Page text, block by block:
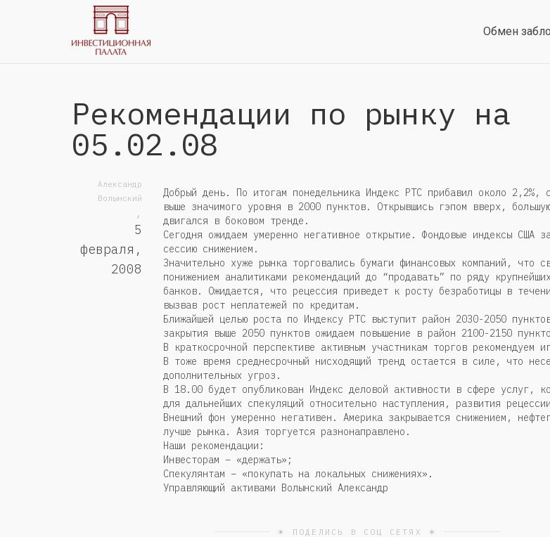
Обмен
Рекомендации по рынку на
05.02.08
Александр
Волынский
,
5
февраля,
2008
Добрый день. По итогам понедельника Индекс РТС прибавил около 2,2%,
выше значимого уровня в 2000 пунктов. Открывшись гэпом вверх,
двигался в боковом тренде.
Сегодня ожидаем умеренно негативное открытие. Фондовые индексы США
сессию снижением.
Значительно хуже рынка торговались бумаги финансовых компаний, что
понижением аналитиками рекомендаций до “продавать” по ряду
банков. Ожидается, что рецессия приведет к росту безработицы в
вызвав рост неплатежей по кредитам.
Ближайшей целью роста по Индексу РТС выступит район 2030-2050
закрытия выше 2050 пунктов ожидаем повышение в район 2100-2150
В краткосрочной перспективе активным участникам торгов рекомендуем
В тоже время среднесрочный нисходящий тренд остается в силе, что
дополнительных угроз.
В 18.00 будет опубликован Индекс деловой активности в сфере услуг,
для дальнейших спекуляций относительно наступления, развития
Внешний фон умеренно негативен. Америка закрывается снижением,
лучше рынка. Азия торгуется разнонаправлено.
Наши рекомендации:
Инвесторам – «держать»;
Спекулянтам – «покупать на локальных снижениях».
Управляющий активами Волынский Александр
☀ ПОДЕЛИСЬ В СОЦ СЕТЯХ ☀